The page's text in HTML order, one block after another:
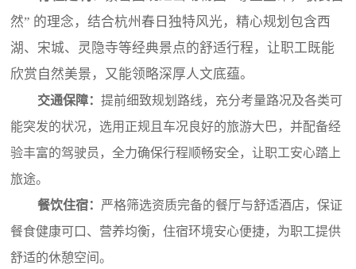
然” 的理念，结合杭州春日独特风光，精心规划包含西
湖、宋城、灵隐寺等经典景点的舒适行程，让职工既能
欣赏自然美景，又能领略深厚人文底蕴。
交通保障：提前细致规划路线，充分考量路况及各类可
能突发的状况，选用正规且车况良好的旅游大巴，并配备经
验丰富的驾驶员，全力确保行程顺畅安全，让职工安心踏上
旅途。
餐饮住宿： 严格筛选资质完备的餐厅与舒适酒店，保证
餐食健康可口、营养均衡，住宿环境安心便捷，为职工提供
舒适的休憩空间。